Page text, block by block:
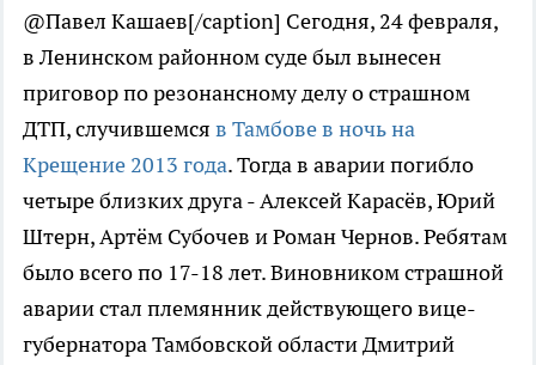
@Павел Кашаев[/caption] Сегодня, 24 февраля,
в Ленинском районном суде был вынесен
приговор по резонансному делу о страшном
ДТП, случившемся в Тамбове в ночь на
Крещение 2013 года. Тогда в аварии погибло
четыре близких друга - Алексей Карасёв, Юрий
Штерн, Артём Субочев и Роман Чернов. Ребятам
было всего по 17-18 лет. Виновником страшной
аварии стал племянник действующего вице-
губернатора Тамбовской области Дмитрий